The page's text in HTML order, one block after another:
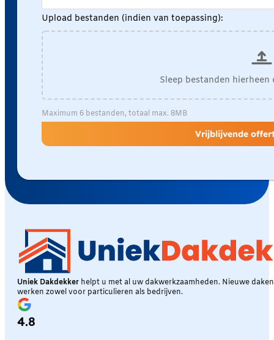
Upload bestanden (indien van toepassing):
Sleep bestanden
Maximum 6 bestanden, totaal max. 8MB
Vrijblijvende
Uniek Dakdekker helpt u met al uw dakwerkzaamheden. Nieuwe
werken zowel voor particulieren als bedrijven.
4.8